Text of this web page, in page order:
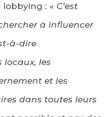
: « C’est
à influencer
à-dire
locaux, les
et les
dans toutes leurs